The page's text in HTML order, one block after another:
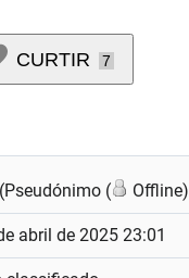
CURTIR 7
(Pseudónimo ( Offline)
abril de 2025 23:01